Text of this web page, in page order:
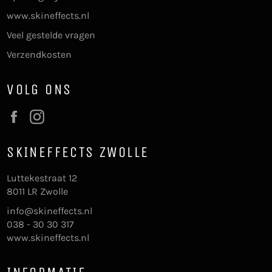
www.skineffects.nl
Veel gestelde vragen
Verzendkosten
VOLG ONS
Facebook
SKINEFFECTS ZWOLLE
Luttekestraat 12
8011 LR Zwolle
info@skineffects.nl
038 - 30 30 317
www.skineffects.nl